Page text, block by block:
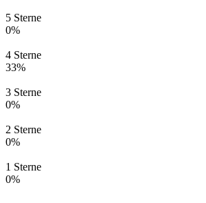
5 Sterne
0%
4 Sterne
33%
3 Sterne
0%
2 Sterne
0%
1 Sterne
0%